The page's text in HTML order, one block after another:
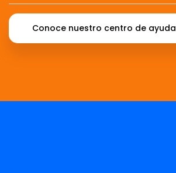
Conoce nuestro centro de ayuda